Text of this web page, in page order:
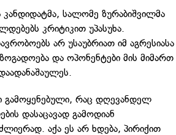
სალომე ზურაბიშვილმა
კრიტიკით უპასუხა.
არ უსაუბრიათ იმ აგრესიასა
და ოპონენტები მის მიმართ
გამოყენებული, რაც დღევანდელ
დასაცავად გამოდიან
აქა ეს არ ხდება, პირიქით